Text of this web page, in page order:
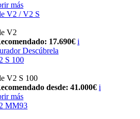
más
V2 / V2 S
V2
17.690€ i
Descúbrela
S 100
V2 S 100
desde: 41.000€ i
más
MM93